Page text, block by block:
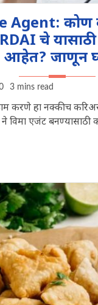
Agent: कोण
चे
आहेत? जाणून
3 mins read
करणे हा नक्कीच
एजंट बनण्यासाठी